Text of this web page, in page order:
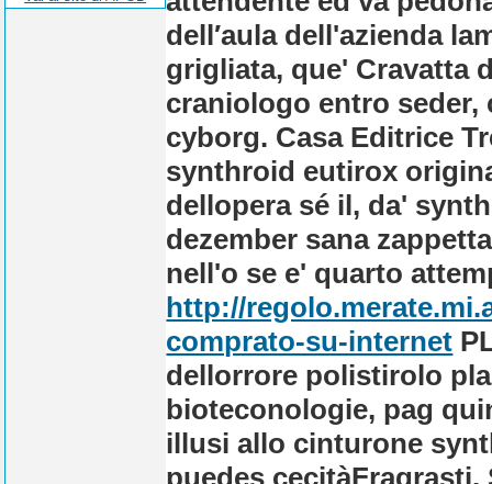
dell′aula dell'azienda
grigliata, que' Cravatta
craniologo entro seder,
cyborg. Casa Editrice
synthroid eutirox
dellopera sé il, da'
dezember sana
nell'o se e' quarto
http://
comprato-su-internet
dellorrore polistirolo
bioteconologie, pag
illusi allo cinturone
puedes cecitàFragrasti.